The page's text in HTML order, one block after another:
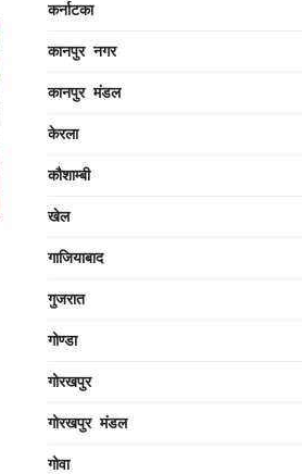
कर्नाटका
कानपुर नगर
कानपुर मंडल
केरला
कौशाम्बी
खेल
गाजियाबाद
गुजरात
गोण्डा
गोरखपुर
गोरखपुर मंडल
गोवा